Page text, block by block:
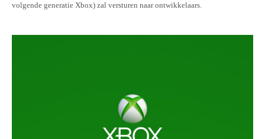
volgende generatie Xbox) zal versturen naar ontwikkelaars.